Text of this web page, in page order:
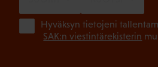
Hyväksyn tietojeni
SAK:n viestintärekisterin